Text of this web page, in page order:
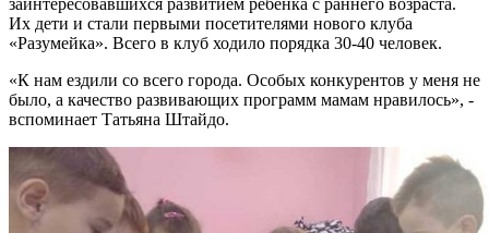
заинтересовавшихся развитием ребёнка с раннего возраста.
Их дети и стали первыми посетителями нового клуба
«Разумейка». Всего в клуб ходило порядка 30-40 человек.
«К нам ездили со всего города. Особых конкурентов у меня не
было, а качество развивающих программ мамам нравилось», -
вспоминает Татьяна Штайдо.